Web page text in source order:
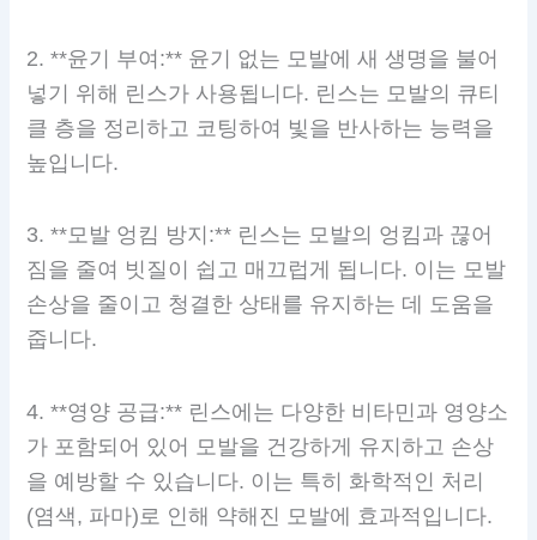
2. **윤기 부여:** 윤기 없는 모발에 새 생명을 불어
넣기 위해 린스가 사용됩니다. 린스는 모발의 큐티
클 층을 정리하고 코팅하여 빛을 반사하는 능력을
높입니다.
3. **모발 엉킴 방지:** 린스는 모발의 엉킴과 끊어
짐을 줄여 빗질이 쉽고 매끄럽게 됩니다. 이는 모발
손상을 줄이고 청결한 상태를 유지하는 데 도움을
줍니다.
4. **영양 공급:** 린스에는 다양한 비타민과 영양소
가 포함되어 있어 모발을 건강하게 유지하고 손상
을 예방할 수 있습니다. 이는 특히 화학적인 처리
(염색, 파마)로 인해 약해진 모발에 효과적입니다.